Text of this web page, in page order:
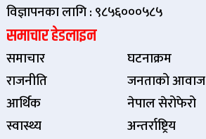
विज्ञापनका लागि : ९८५६०००५८५
समाचार हेडलाइन
समाचार
राजनीति
आर्थिक
स्वास्थ्य
घटनाक्रम
जनताको आवाज
नेपाल सेरोफेरो
अन्तर्राष्ट्रिय